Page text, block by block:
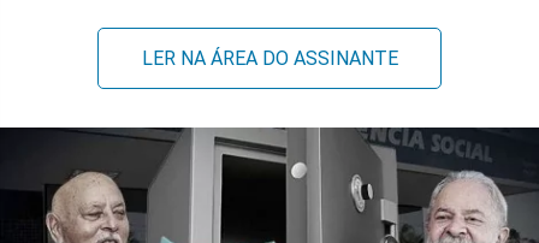
LER NA ÁREA DO ASSINANTE